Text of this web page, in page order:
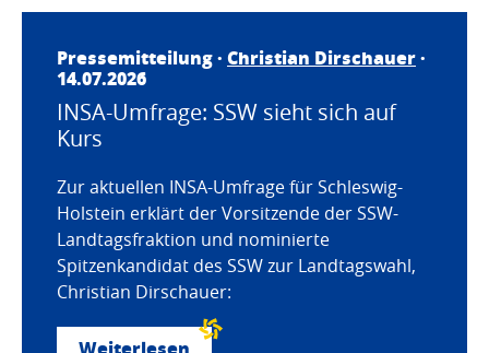
Pressemitteilung · Christian Dirschauer·
14.07.2026
INSA-Umfrage: SSW sieht sich auf
Kurs
Zur aktuellen INSA-Umfrage für Schleswig-
Holstein erklärt der Vorsitzende der SSW-
Landtagsfraktion und nominierte
Spitzenkandidat des SSW zur Landtagswahl,
Christian Dirschauer: